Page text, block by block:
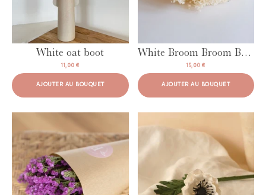
AJOUTER AU BOUQUET AJOUTER AU BOUQUET
White oat boot
11,00 €
AJOUTER AU BOUQUET
White Broom Broom Boot
15,00 €
AJOUTER AU BOUQUET